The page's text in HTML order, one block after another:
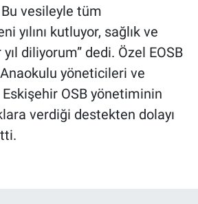
vesileyle tüm
yılını kutluyor, sağlık ve
diliyorum” dedi. Özel EOSB
yöneticileri ve
OSB yönetiminin
verdiği destekten dolayı